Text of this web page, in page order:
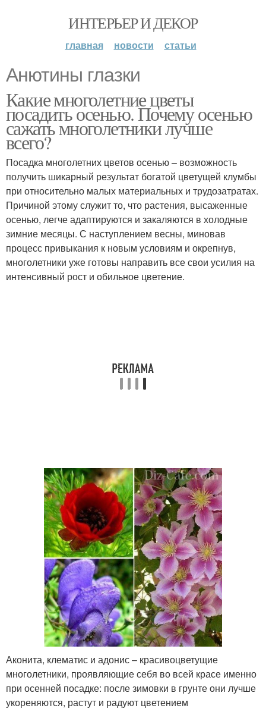
ИНТЕРЬЕР И ДЕКОР
главная новости статьи
Анютины глазки
Какие многолетние цветы
посадить осенью. Почему осенью
сажать многолетники лучше
всего?
Посадка многолетних цветов осенью – возможность
получить шикарный результат богатой цветущей клумбы
при относительно малых материальных и трудозатратах.
Причиной этому служит то, что растения, высаженные
осенью, легче адаптируются и закаляются в холодные
зимние месяцы. С наступлением весны, миновав
процесс привыкания к новым условиям и окрепнув,
многолетники уже готовы направить все свои усилия на
интенсивный рост и обильное цветение.
Аконита, клематис и адонис – красивоцветущие
многолетники, проявляющие себя во всей красе именно
при осенней посадке: после зимовки в грунте они лучше
укореняются, растут и радуют цветением